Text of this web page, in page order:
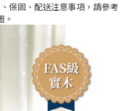
保固、配送注意事項，請參考
。